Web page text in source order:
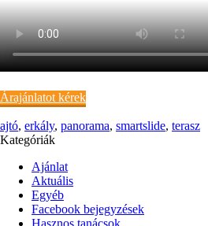
Árajánlatot kérek
ajtó, erkály, panorama, smartslide, terasz
Kategóriák
Ajánlat
Aktuális
Egyéb
Facebook bejegyzések